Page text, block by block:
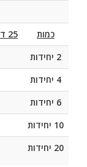
כמות
25 דף - מקור + 2 העתקים
2 יחידות
4 יחידות
6 יחידות
10 יחידות
20 יחידות